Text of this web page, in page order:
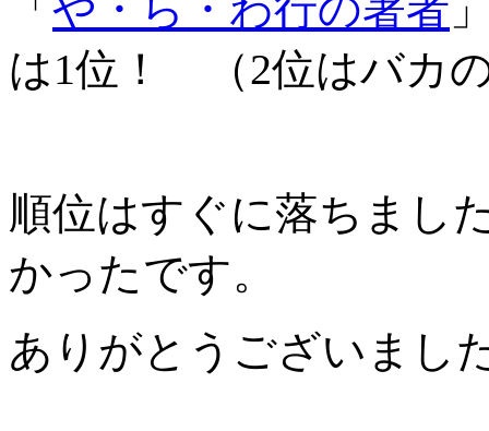
は1位！ （2位はバカ
順位はすぐに落ちまし
かったです。
ありがとうございまし